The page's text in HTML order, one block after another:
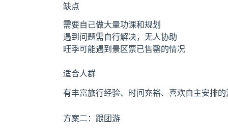
缺点
需要自己做大量功课和规划
遇到问题需自行解决，无人协助
旺季可能遇到景区票已售罄的情况
适合人群
有丰富旅行经验、时间充裕、喜欢自主安排的
方案二：跟团游